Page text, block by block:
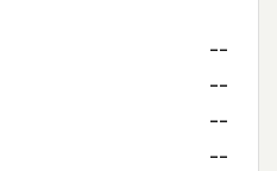
--
--
--
--